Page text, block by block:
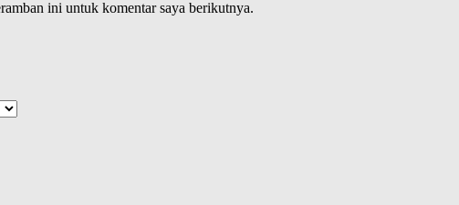
ini untuk komentar saya berikutnya.